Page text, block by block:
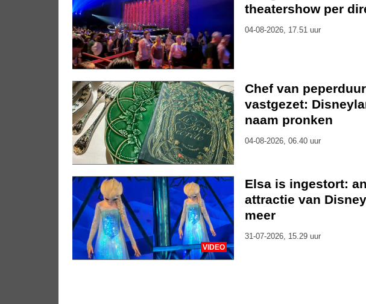
theatershow per
04-08-2026, 17.51 uur
Chef van
vastgezet:
naam pronken
04-08-2026, 06.40 uur
VIDEO
Elsa is ingestort:
attractie van
meer
31-07-2026, 15.29 uur